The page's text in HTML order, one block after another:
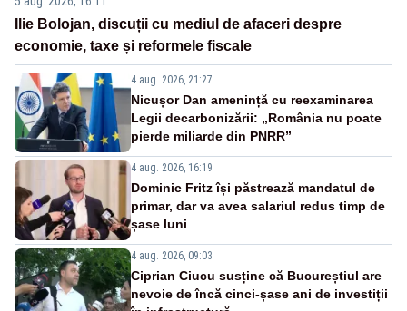
Ilie Bolojan, discuții cu mediul de afaceri despre
economie, taxe și reformele fiscale
4 aug. 2026, 21:27
Nicușor Dan amenință cu reexaminarea
Legii decarbonizării: „România nu poate
pierde miliarde din PNRR”
4 aug. 2026, 16:19
Dominic Fritz își păstrează mandatul de
primar, dar va avea salariul redus timp de
șase luni
4 aug. 2026, 09:03
Ciprian Ciucu susține că Bucureștiul are
nevoie de încă cinci-șase ani de investiții